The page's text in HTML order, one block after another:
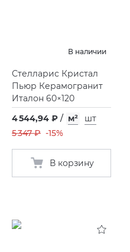
В наличии
Стелларис Кристал
Пьюр Керамогранит
Италон 60×120
4 544,94 ₽ / м²
шт
5 347 ₽ -15%
В корзину